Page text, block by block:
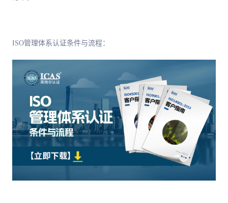
ISO管理体系认证条件与流程：